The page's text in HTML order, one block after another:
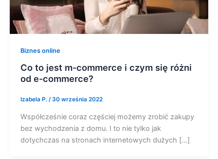
Biznes online
Co to jest m-commerce i czym się różni
od e-commerce?
Izabela P. /30 września 2022
Współcześnie coraz częściej możemy zrobić zakupy
bez wychodzenia z domu. I to nie tylko jak
dotychczas na stronach internetowych dużych […]